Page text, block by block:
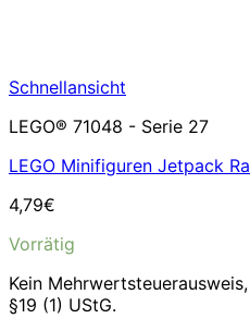
Schnellansicht
LEGO® 71048 - Serie 27
LEGO Minifiguren Jetpack
4,79€
Vorrätig
Kein
§19 (1) UStG.